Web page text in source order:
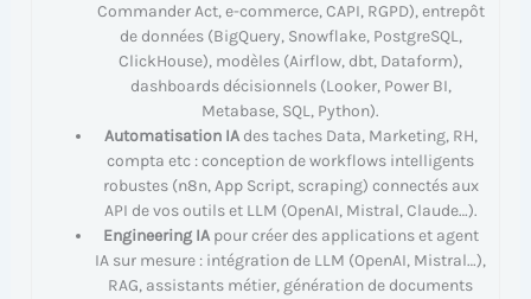
Commander Act, e-commerce, CAPI, RGPD), entrepôt
de données (BigQuery, Snowflake, PostgreSQL,
ClickHouse), modèles (Airflow, dbt, Dataform),
dashboards décisionnels (Looker, Power BI,
Metabase, SQL, Python).
Automatisation IAdes taches Data, Marketing, RH,
compta etc : conception de workflows intelligents
robustes (n8n, App Script, scraping) connectés aux
API de vos outils et LLM (OpenAI, Mistral, Claude…).
Engineering IApour créer des applications et agent
IA sur mesure : intégration de LLM (OpenAI, Mistral…),
RAG, assistants métier, génération de documents